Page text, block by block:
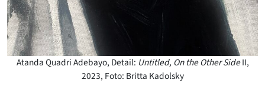
Atanda Quadri Adebayo, Detail: Untitled, On the Other SideII,
2023, Foto: Britta Kadolsky